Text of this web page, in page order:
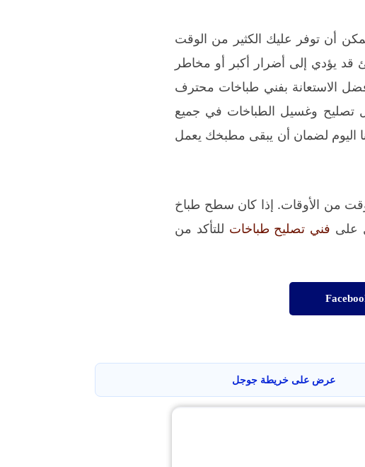
أن توفر عليك الكثير من الوقت
يؤدي إلى أضرار أكبر أو مخاطر
الاستعانة بفني طباخات محترف
تصليح وغسيل الطباخات في جميع
اليوم لضمان أن يبقى مطبخك يعمل
من الأوقات. إذا كان سطح طباخ
على فني تصليح طباخات للتأكد من
عرض على خريطة جوجل